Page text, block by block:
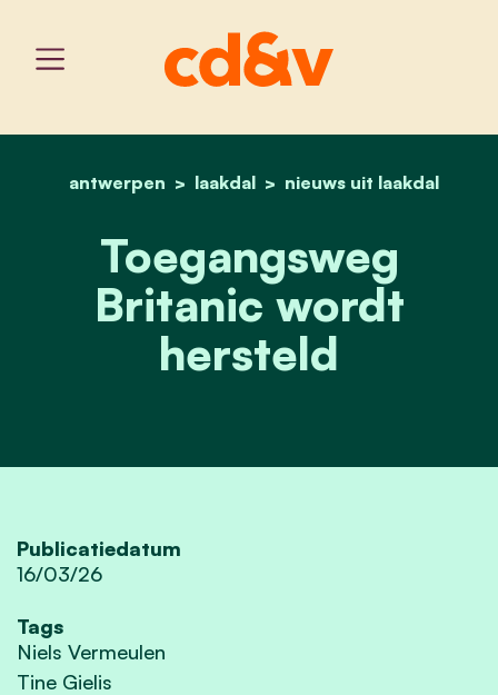
home
antwerpen laakdal nieuws uit laakdal
toegangsweg britanic
Toegangsweg
Britanic wordt
hersteld
Publicatiedatum
16/03/26
Tags
Niels Vermeulen
Tine Gielis